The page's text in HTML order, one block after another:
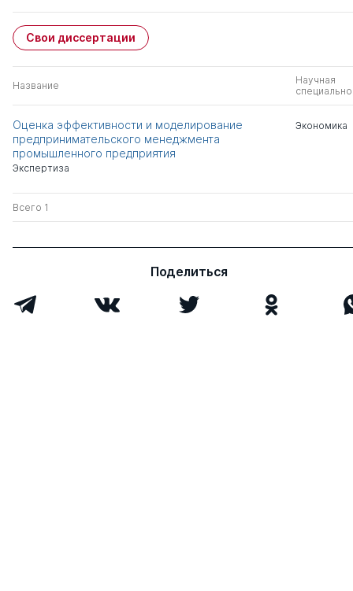
Свои диссертации
Название
Научная
Оценка эффективности и моделирование
предпринимательского менеджмента
промышленного предприятия
Экспертиза
Экономика
Всего 1
Поделиться